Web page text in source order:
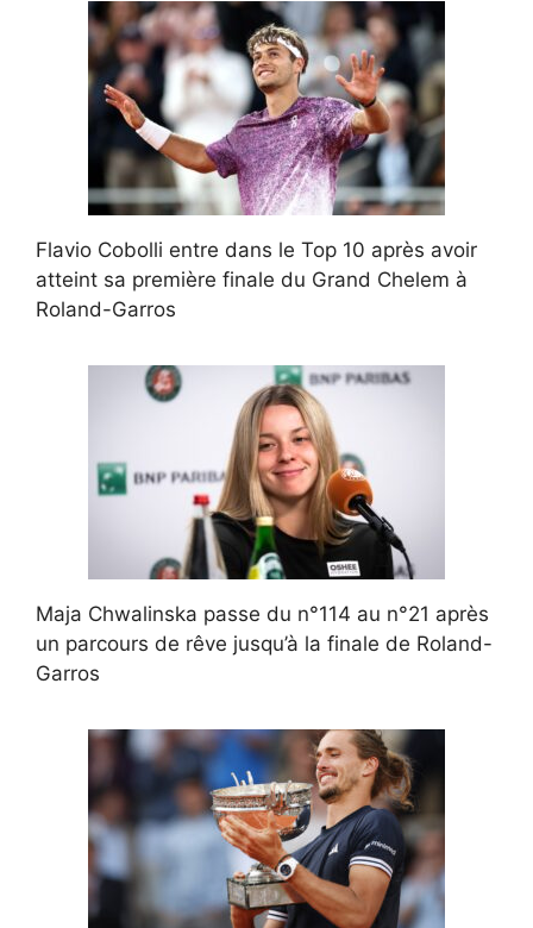
Flavio Cobolli entre dans le Top 10 après avoir
atteint sa première finale du Grand Chelem à
Roland-Garros
Maja Chwalinska passe du n°114 au n°21 après
un parcours de rêve jusqu’à la finale de Roland-
Garros